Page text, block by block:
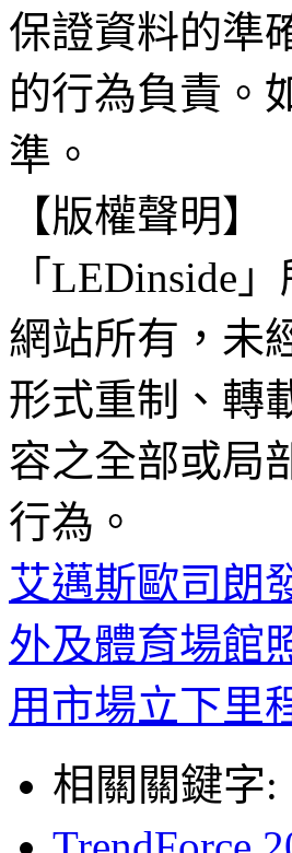
保證資料的準
的行為負責。
準。
【版權聲明】
「LEDinside
網站所有，未
形式重制、轉
容之全部或局
行為。
艾邁斯歐司朗
外及體育場館
用市場立下里
相關關鍵字: